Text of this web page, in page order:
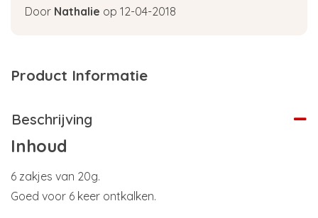
Door Nathalie op 12-04-2018
Product Informatie
Beschrijving
Inhoud
6 zakjes van 20g.
Goed voor 6 keer ontkalken.